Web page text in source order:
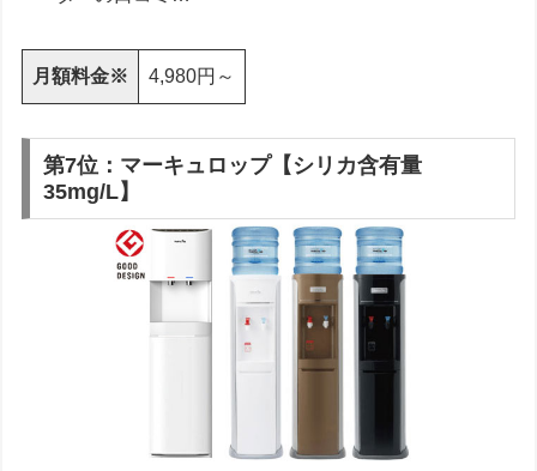
月額料金※ 4,980円～
第7位：マーキュロップ【シリカ含有量
35mg/L】